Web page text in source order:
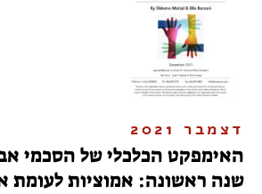
דצמבר 2021
האימפקט הכלכלי של הסכמי
שנה ראשונה: אמוציות לעומת